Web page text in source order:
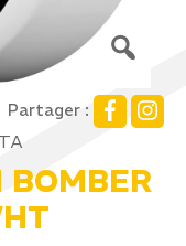
Partager :